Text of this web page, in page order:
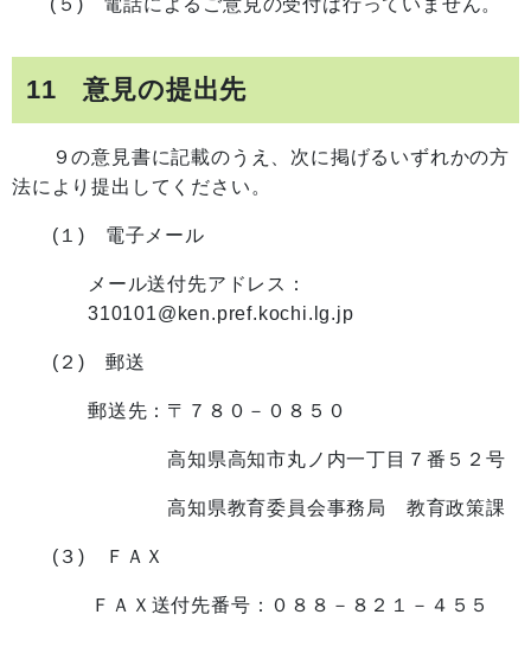
(５) 電話によるご意見の受付は行っていません。
11 意見の提出先
９の意見書に記載のうえ、次に掲げるいずれかの方
法により提出してください。
(１) 電子メール
メール送付先アドレス：
310101@ken.pref.kochi.lg.jp
(２) 郵送
郵送先：〒７８０－０８５０
高知県高知市丸ノ内一丁目７番５２号
高知県教育委員会事務局 教育政策課
(３) ＦＡＸ
ＦＡＸ送付先番号：０８８－８２１－４５５